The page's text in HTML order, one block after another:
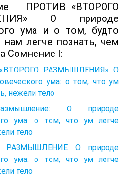
ПРОТИВ «ВТОРОГО
О природе
ума и о том, будто
нам легче познать, чем
Сомнение I:
РАЗМЫШЛЕНИЯ» О
ума: о том, что ум
нежели тело
О природе
ума: о том, что ум легче
тело
О природе
ума: о том, что ум легче
тело